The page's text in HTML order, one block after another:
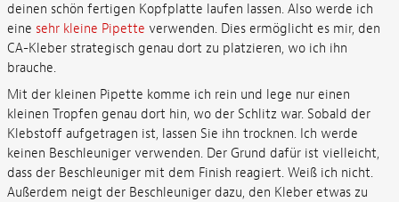
deinen schön fertigen Kopfplatte laufen lassen. Also werde ich
eine sehr kleine Pipette verwenden. Dies ermöglicht es mir, den
CA-Kleber strategisch genau dort zu platzieren, wo ich ihn
brauche.
Mit der kleinen Pipette komme ich rein und lege nur einen
kleinen Tropfen genau dort hin, wo der Schlitz war. Sobald der
Klebstoff aufgetragen ist, lassen Sie ihn trocknen. Ich werde
keinen Beschleuniger verwenden. Der Grund dafür ist vielleicht,
dass der Beschleuniger mit dem Finish reagiert. Weiß ich nicht.
Außerdem neigt der Beschleuniger dazu, den Kleber etwas zu